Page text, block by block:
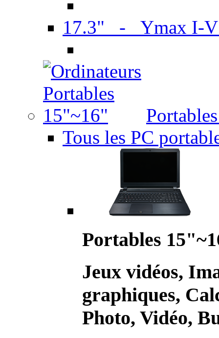
17.3" - Ymax I-
Tous les PC
Portables
Jeux vidéos,
graphiques,
Photo, Vidéo,